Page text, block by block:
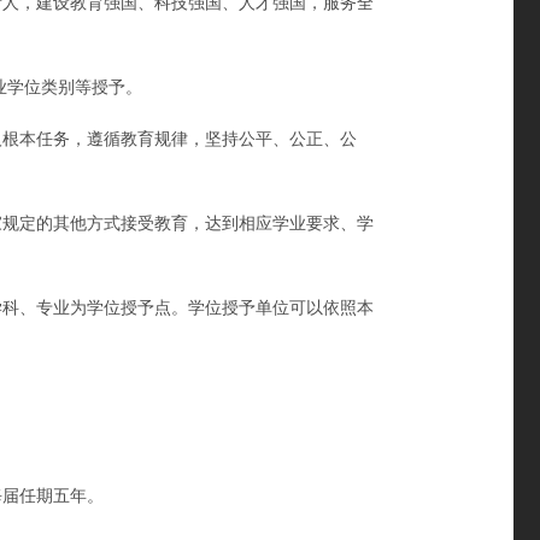
位类别等授予。
任务，遵循教育规律，坚持公平、公正、公
的其他方式接受教育，达到相应学业要求、学
专业为学位授予点。学位授予单位可以依照本
任期五年。